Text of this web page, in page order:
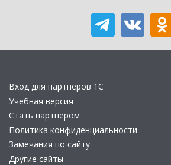
Вход для партнеров 1С
Учебная версия
Стать партнером
Политика конфиденциальности
Замечания по сайту
Другие сайты